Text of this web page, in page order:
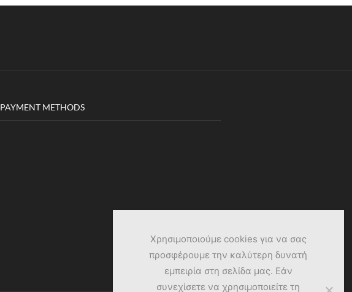
PAYMENT METHODS
Χρησιμοποιούμε cookies για να σας
προσφέρουμε την καλύτερη δυνατή
εμπειρία στη σελίδα μας. Εάν
συνεχίσετε να χρησιμοποιείτε τη